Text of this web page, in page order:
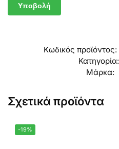
Κωδικός προϊόντος:
Κατηγορία:
Μάρκα:
Σχετικά προϊόντα
-19%